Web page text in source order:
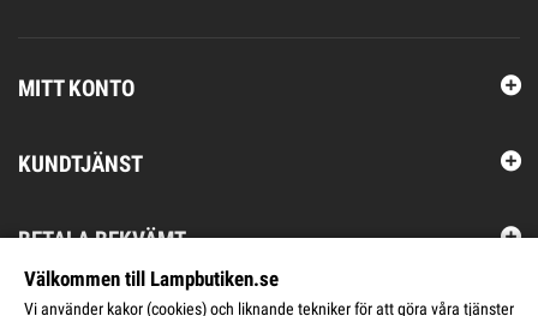
Välkommen till Lampbutiken.se
Vi använder kakor (cookies) och liknande tekniker för att göra våra tjänster
MITT KONTO
KUNDTJÄNST
BETALA BEKVÄMT